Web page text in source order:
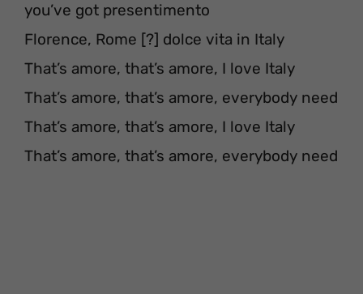
you’ve got presentimento
Florence, Rome [?] dolce vita in Italy
That’s amore, that’s amore, I love Italy
That’s amore, that’s amore, everybody need
That’s amore, that’s amore, I love Italy
That’s amore, that’s amore, everybody need